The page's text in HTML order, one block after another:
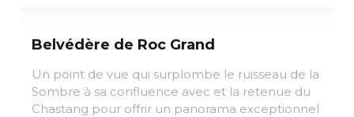
Belvédère de Roc Grand
Un point de vue qui surplombe le ruisseau de la
Sombre à sa confluence avec et la retenue du
Chastang pour offrir un panorama exceptionnel